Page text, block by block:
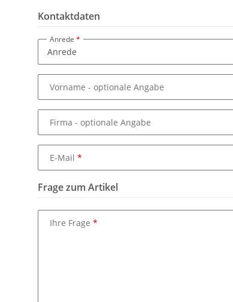
Kontaktdaten
Anrede
Vorname - optionale Angabe
Firma - optionale Angabe
E-Mail
Frage zum Artikel
Ihre Frage